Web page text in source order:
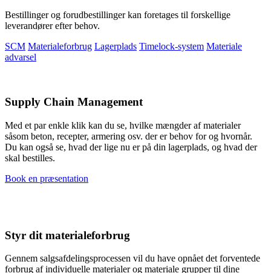
Bestillinger og forudbestillinger kan foretages til forskellige
leverandører efter behov.
SCM Materialeforbrug Lagerplads Timelock-system Materiale
advarsel
Supply Chain Management
Med et par enkle klik kan du se, hvilke mængder af materialer
såsom beton, recepter, armering osv. der er behov for og hvornår.
Du kan også se, hvad der lige nu er på din lagerplads, og hvad der
skal bestilles.
Book en præsentation
Styr dit materialeforbrug
Gennem salgsafdelingsprocessen vil du have opnået det forventede
forbrug af individuelle materialer og materiale grupper til dine